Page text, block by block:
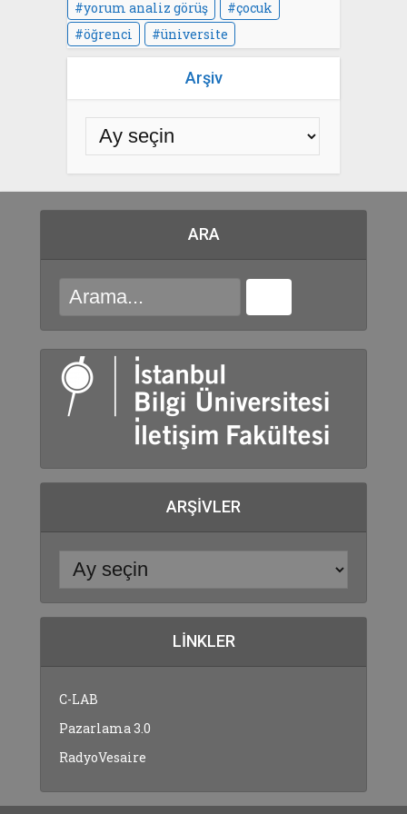
yorum analiz görüş
çocuk
öğrenci
üniversite
Arşiv
ARA
ARŞIVLER
LINKLER
C-LAB
Pazarlama 3.0
RadyoVesaire